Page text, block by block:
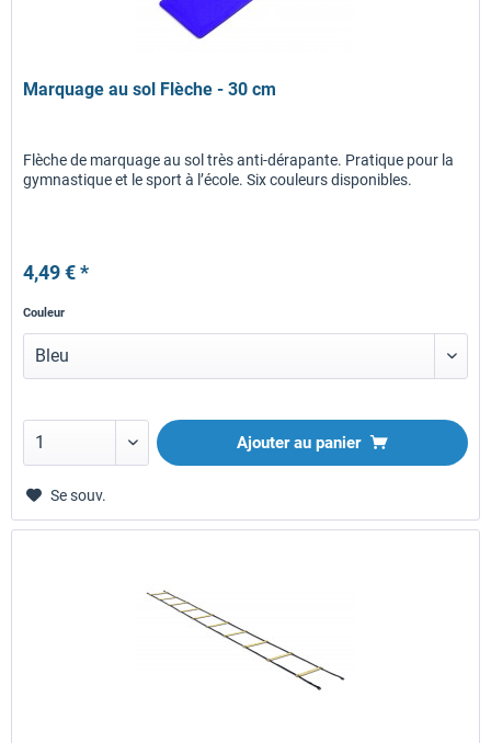
Marquage au sol Flèche - 30 cm
Flèche de marquage au sol très anti-dérapante. Pratique pour la
gymnastique et le sport à l’école. Six couleurs disponibles.
4,49 € *
Couleur
Ajouter au panier
Se souv.